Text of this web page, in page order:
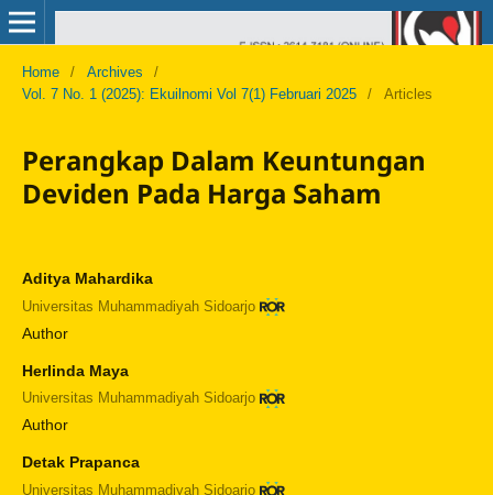
Home / Archives
/
Vol. 7 No. 1 (2025): Ekuilnomi Vol 7(1) Februari 2025
/ Articles
Perangkap Dalam Keuntungan
Deviden Pada Harga Saham
Aditya Mahardika
Universitas Muhammadiyah Sidoarjo
Author
Herlinda Maya
Universitas Muhammadiyah Sidoarjo
Author
Detak Prapanca
Universitas Muhammadiyah Sidoarjo